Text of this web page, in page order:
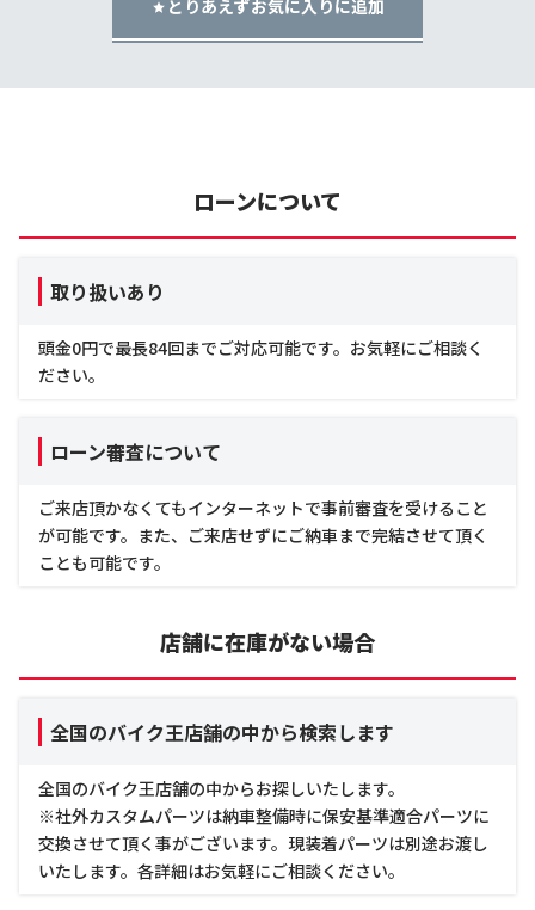
とりあえずお気に入りに追加
ローンについて
取り扱いあり
頭金0円で最長84回までご対応可能です。お気軽にご相談く
ださい。
ローン審査について
ご来店頂かなくてもインターネットで事前審査を受けること
が可能です。また、ご来店せずにご納車まで完結させて頂く
ことも可能です。
店舗に在庫がない場合
全国のバイク王店舗の中から検索します
全国のバイク王店舗の中からお探しいたします。
※社外カスタムパーツは納車整備時に保安基準適合パーツに
交換させて頂く事がございます。現装着パーツは別途お渡し
いたします。各詳細はお気軽にご相談ください。